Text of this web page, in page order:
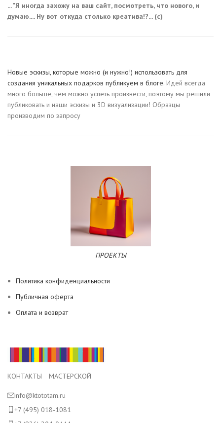
... "Я иногда захожу на ваш сайт, посмотреть, что нового, и
думаю.... Ну вот откуда столько креатива!?... (с)
Новые эскизы, которые можно (и нужно!) использовать для
создания уникальных подарков публикуем в блоге. Идей всегда
много больше, чем можно успеть произвести, поэтому мы решили
публиковать и наши эскизы и 3D визуализации! Образцы
производим по запросу
ПРОЕКТЫ
Политика конфиденциальности
Публичная оферта
Оплата и возврат
КОНТАКТЫ МАСТЕРСКОЙ
info@ktototam.ru
+7 (495) 018-1081